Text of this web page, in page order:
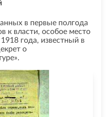
в первые полгода
к власти, особое место
года, известный в
о